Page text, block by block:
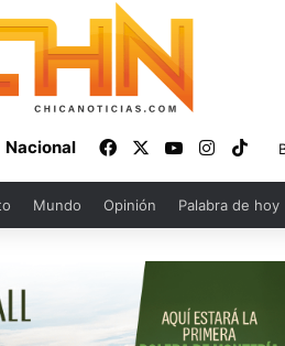
Nacional FacebookYouTube
Mundo Opinión Palabra de hoy